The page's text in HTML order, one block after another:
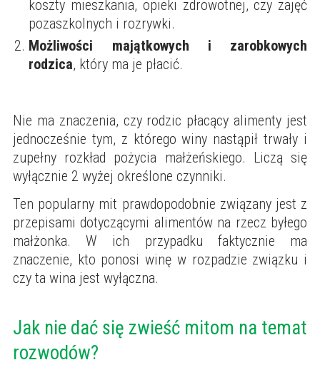
koszty mieszkania, opieki zdrowotnej, czy zajęć
pozaszkolnych i rozrywki.
Możliwości majątkowych i zarobkowych
rodzica, który ma je płacić.
Nie ma znaczenia, czy rodzic płacący alimenty jest
jednocześnie tym, z którego winy nastąpił trwały i
zupełny rozkład pożycia małżeńskiego. Liczą się
wyłącznie 2 wyżej określone czynniki.
Ten popularny mit prawdopodobnie związany jest z
przepisami dotyczącymi alimentów na rzecz byłego
małżonka. W ich przypadku faktycznie ma
znaczenie, kto ponosi winę w rozpadzie związku i
czy ta wina jest wyłączna.
Jak nie dać się zwieść mitom na temat
rozwodów?